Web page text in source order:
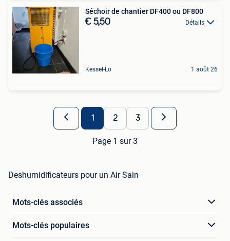
Séchoir de chantier DF400 ou DF800
€ 5,50 Détails
Kessel-Lo 1 août 26
1 2 3
Page 1 sur 3
Deshumidificateurs pour un Air Sain
Mots-clés associés
Mots-clés populaires